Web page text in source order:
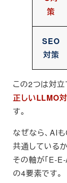
策
SEO
対策
この2つは対立
正しいLLMO
す。
なぜなら、AI
共通しているか
その軸が「E-
の4要素です。